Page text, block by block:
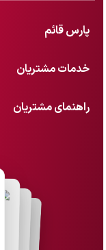
پارس قائم
خدمات مشتریان
راهنمای مشتریان